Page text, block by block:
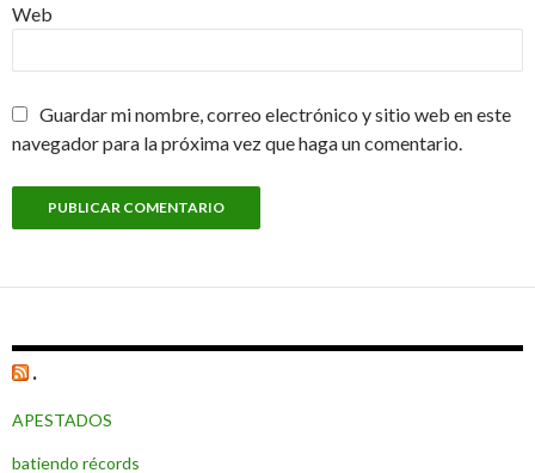
Web
Guardar mi nombre, correo electrónico y sitio web en este
navegador para la próxima vez que haga un comentario.
.
APESTADOS
batiendo récords